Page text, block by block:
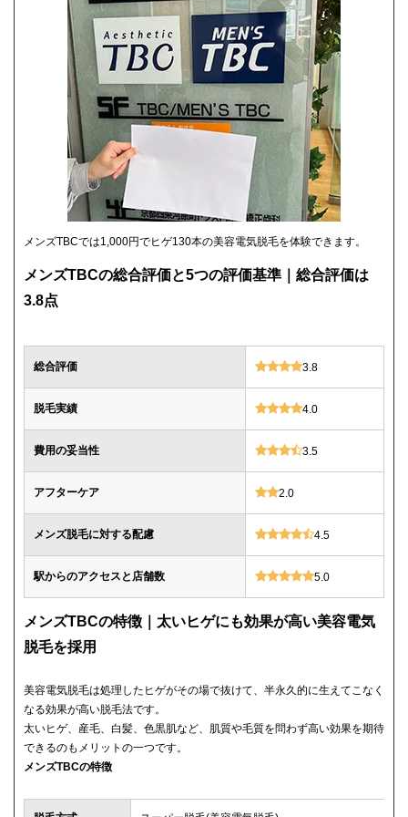
メンズTBCでは1,000円でヒゲ130本の美容電気脱毛を体験できます。
メンズTBCの総合評価と5つの評価基準｜総合評価は
3.8点
総合評価 3.8
脱毛実績 4.0
費用の妥当性 3.5
アフターケア 2.0
メンズ脱毛に対する配慮 4.5
駅からのアクセスと店舗数 5.0
メンズTBCの特徴｜太いヒゲにも効果が高い美容電気
脱毛を採用
美容電気脱毛は処理したヒゲがその場で抜けて、半永久的に生えてこなく
なる効果が高い脱毛法です。
太いヒゲ、産毛、白髪、色黒肌など、肌質や毛質を問わず高い効果を期待
できるのもメリットの一つです。
メンズTBCの特徴